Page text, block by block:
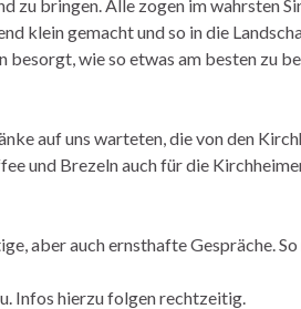
zu bringen. Alle zogen im wahrsten
klein gemacht und so in die
wie so etwas am besten zu
auf uns warteten, die von den
und Brezeln auch für die
aber auch ernsthafte Gespräche. So
Infos hierzu folgen rechtzeitig.